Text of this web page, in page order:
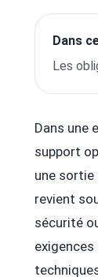
Dans
Les
Dans une
support
une sortie
revient
sécurité